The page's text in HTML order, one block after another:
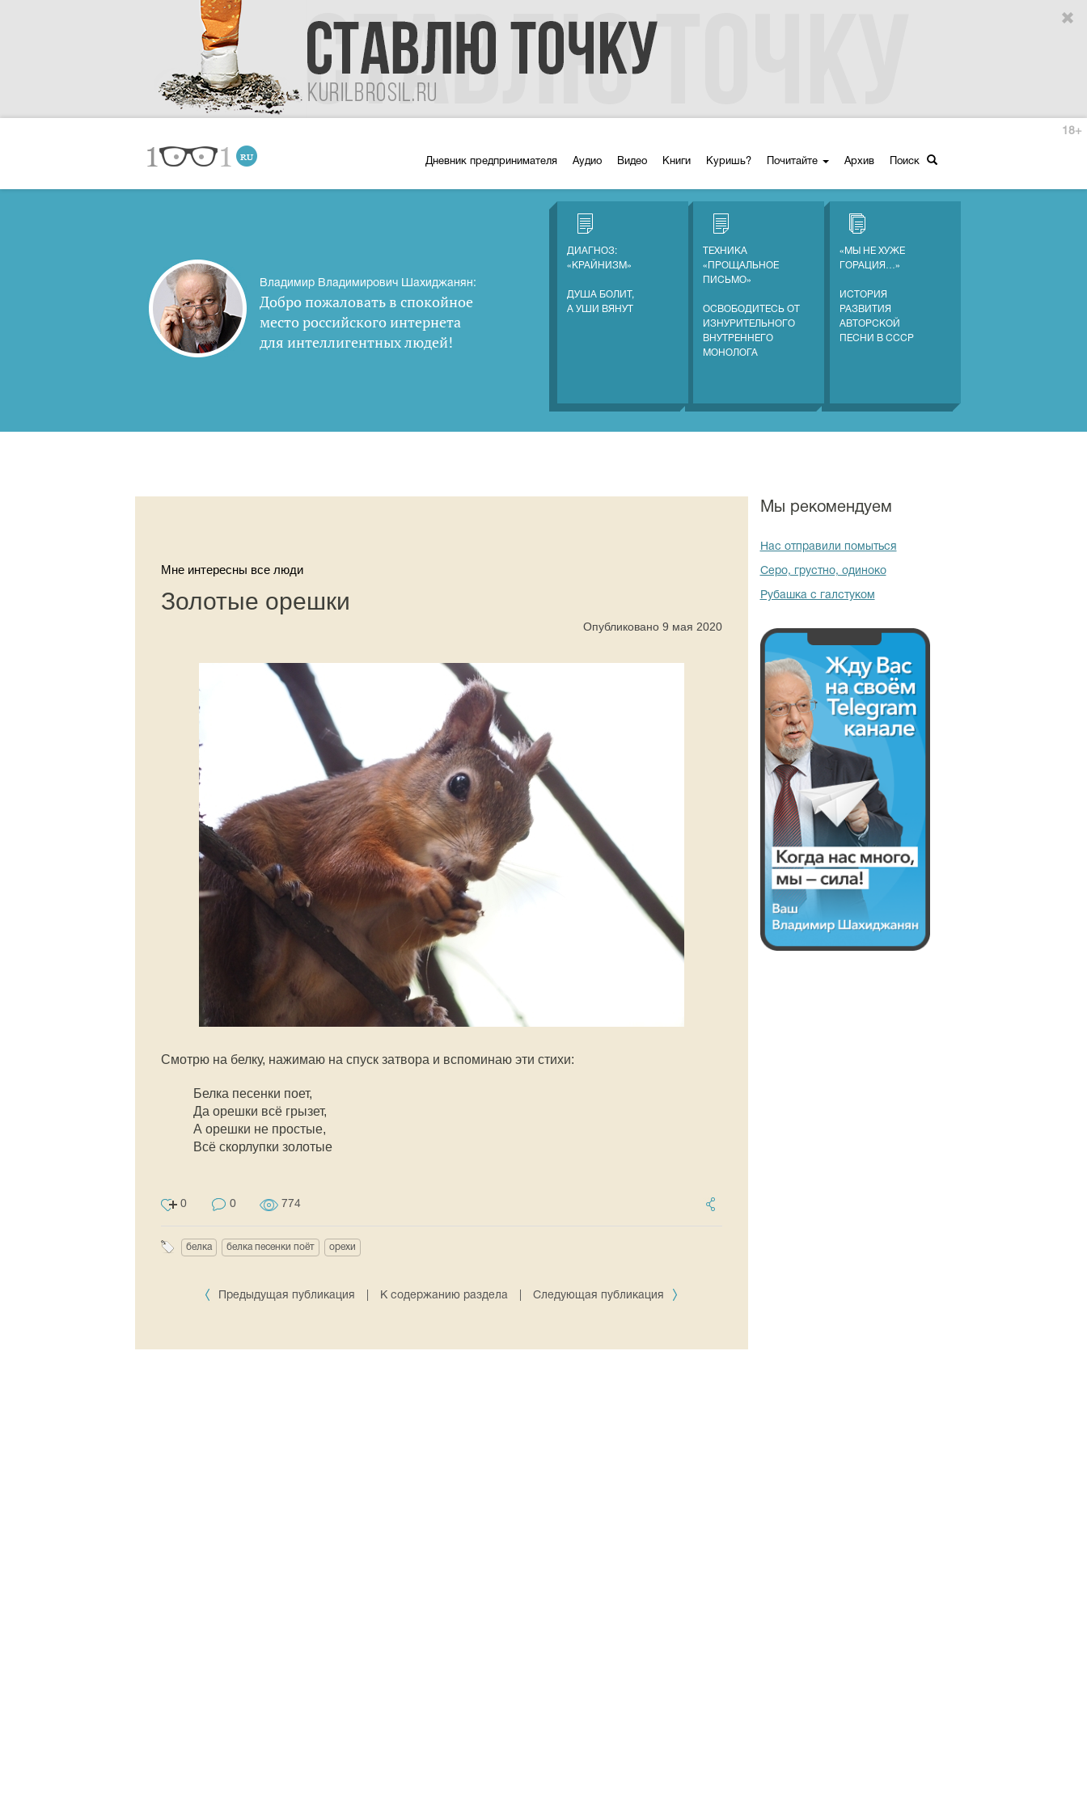
Дневник предпринимателя Аудио Видео Книги Куришь? Почитайте Архив Поиск
18+
Владимир Владимирович Шахиджанян:
Добро пожаловать в спокойное
место российского интернета
для интеллигентных людей!
ДИАГНОЗ:
«КРАЙНИЗМ»
ДУША БОЛИТ,
А УШИ ВЯНУТ
ТЕХНИКА
«ПРОЩАЛЬНОЕ
ПИСЬМО»
ОСВОБОДИТЕСЬ ОТ
ИЗНУРИТЕЛЬНОГО
ВНУТРЕННЕГО
МОНОЛОГА
«МЫ НЕ ХУЖЕ
ГОРАЦИЯ…»
ИСТОРИЯ
РАЗВИТИЯ
АВТОРСКОЙ
ПЕСНИ В СССР
Мне интересны все люди
Золотые орешки
Опубликовано 9 мая 2020
Смотрю на белку, нажимаю на спуск затвора и вспоминаю эти стихи:
Белка песенки поет,
Да орешки всё грызет,
А орешки не простые,
Всё скорлупки золотые
0 0 774
белка белка песенки поёт орехи
Предыдущая публикация К содержанию раздела Следующая публикация
Мы рекомендуем
Нас отправили помыться
Серо, грустно, одиноко
Рубашка с галстуком